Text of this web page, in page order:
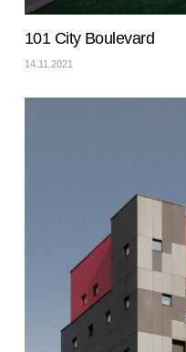
101 City Boulevard
14.11.2021